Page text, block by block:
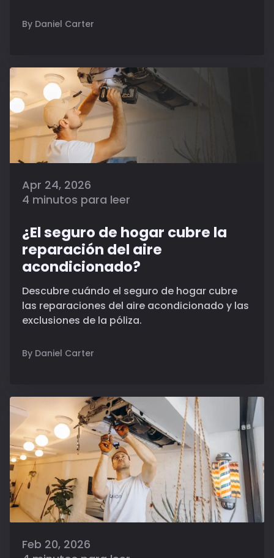
By Daniel Carter
Apr 24, 2026
4 minutos para leer
¿El seguro de hogar cubre la
reparación del aire
acondicionado?
Descubre cuándo el seguro de hogar cubre
las reparaciones del aire acondicionado y las
exclusiones de la póliza.
By Daniel Carter
Feb 20, 2026